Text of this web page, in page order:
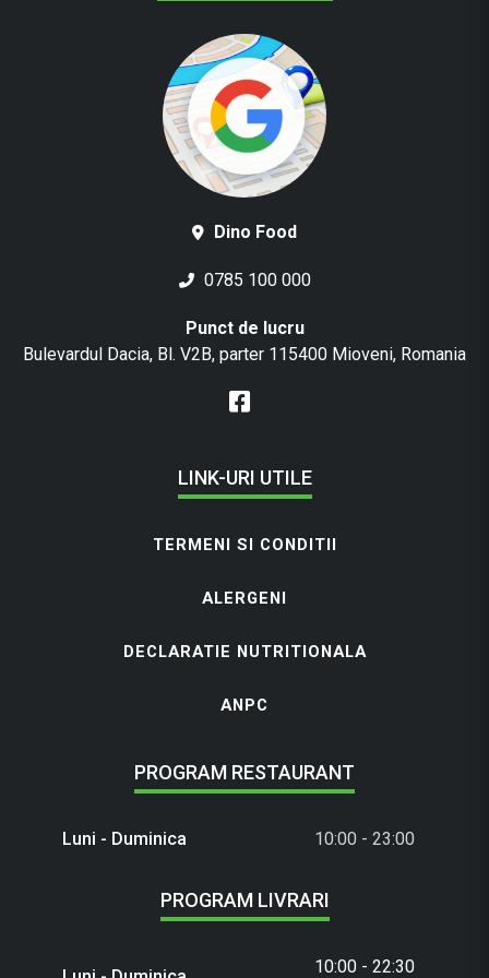
Dino Food
0785 100 000
Punct de lucru
Bulevardul Dacia, Bl. V2B, parter 115400 Mioveni, Romania
LINK-URI UTILE
TERMENI SI CONDITII
ALERGENI
DECLARATIE NUTRITIONALA
ANPC
PROGRAM RESTAURANT
Luni - Duminica 10:00 - 23:00
PROGRAM LIVRARI
10:00 - 22:30